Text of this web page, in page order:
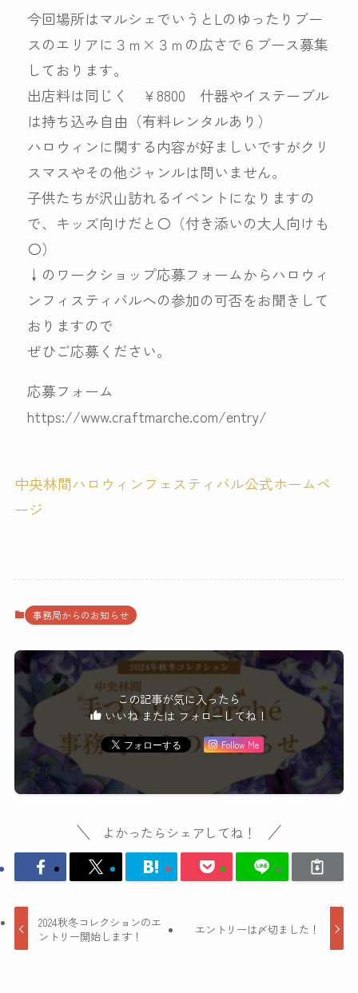
今回場所はマルシェでいうとLのゆったりブー
スのエリアに３ｍ×３ｍの広さで６ブース募集
しております。
出店料は同じく ￥8800 什器やイステーブル
は持ち込み自由（有料レンタルあり）
ハロウィンに関する内容が好ましいですがクリ
スマスやその他ジャンルは問いません。
子供たちが沢山訪れるイベントになりますの
で、キッズ向けだと〇（付き添いの大人向けも
〇）
↓のワークショップ応募フォームからハロウィ
ンフィスティバルへの参加の可否をお聞きして
おりますので
ぜひご応募ください。
応募フォーム
https://www.craftmarche.com/entry/
中央林間ハロウィンフェスティバル公式ホームペ
ージ
事務局からのお知らせ
この記事が気に入ったら
いいね または フォローしてね！
Follow Me
よかったらシェアしてね！
2024秋冬コレクションのエ
ントリー開始します！
エントリーは〆切ました！